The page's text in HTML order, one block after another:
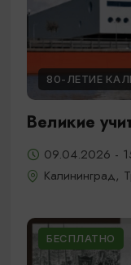
80-ЛЕТИЕ
Великие
09.04.2026 -
Калининград,
БЕСПЛАТНО